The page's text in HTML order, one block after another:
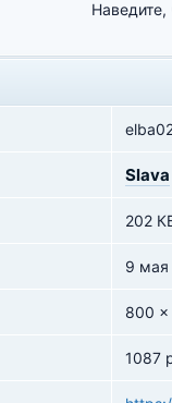
Наведите,
Slava
202
9 мая
800 x
1087